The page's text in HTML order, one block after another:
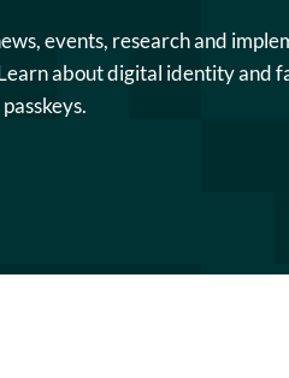
events, research and
about digital identity and